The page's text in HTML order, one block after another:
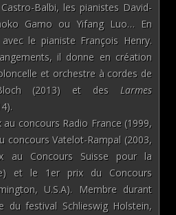
Balbi, les pianistes David-
Gamo ou Yifang Luo… En
le pianiste François Henry.
il donne en création
et orchestre à cordes de
(2013) et desLarmes
concours Radio France (1999,
concours Vatelot-Rampal (2003,
au Concours Suisse pour la
et le 1er prix du Concours
U.S.A). Membre durant
du festival Schlieswig Holstein,